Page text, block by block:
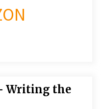
Writing the